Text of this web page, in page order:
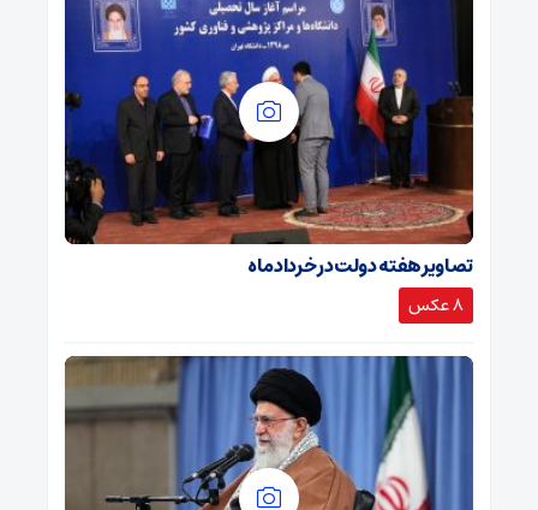
تصاویر هفته دولت در خرداد ماه
8 عکس